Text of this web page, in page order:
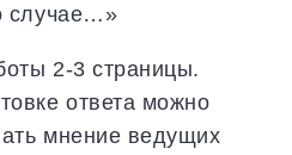
случае…»
2-3 страницы.
ответа можно
мнение ведущих